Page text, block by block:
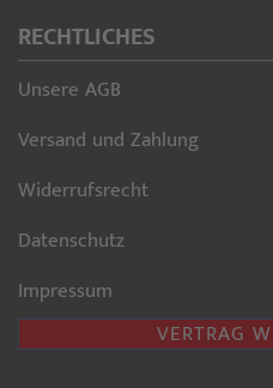
RECHTLICHES
Unsere AGB
Versand und Zahlung
Widerrufsrecht
Datenschutz
Impressum
VERTRAG